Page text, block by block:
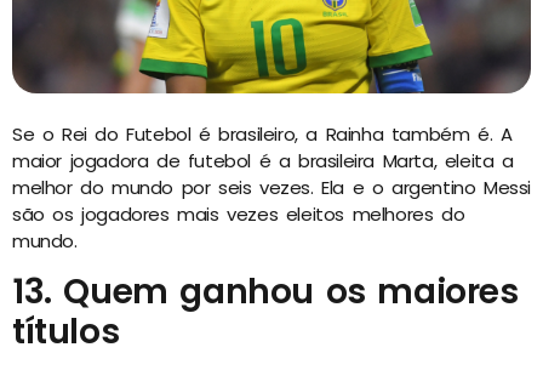
Se o Rei do Futebol é brasileiro, a Rainha também é. A
maior jogadora de futebol é a brasileira Marta, eleita a
melhor do mundo por seis vezes. Ela e o argentino Messi
são os jogadores mais vezes eleitos melhores do
mundo.
13. Quem ganhou os maiores
títulos